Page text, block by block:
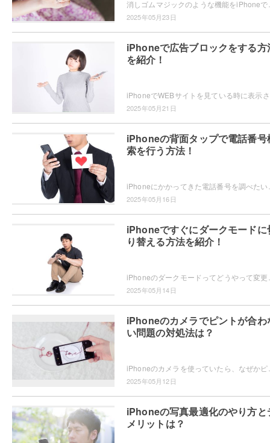
2025年05月23日
iPhoneで広告ブロックをする方
を紹介！
2025年05月21日
iPhoneの背面タップで電話番号
索を行う方法！
2025年05月16日
iPhoneですぐにダークモードに
り替える方法を紹介！
2025年05月14日
iPhoneのカメラでピントが合わ
い問題の対処法は？
2025年05月12日
iPhoneの写真最適化のやり方と
メリットは？